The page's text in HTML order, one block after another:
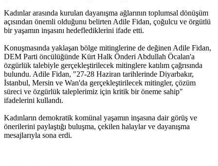
Kadınlar arasında kurulan dayanışma ağlarının toplumsal dönüşüm
açısından önemli olduğunu belirten Adile Fidan, çoğulcu ve örgütlü
bir yaşamın inşasını hedeflediklerini ifade etti.
Konuşmasında yaklaşan bölge mitinglerine de değinen Adile Fidan,
DEM Parti öncülüğünde Kürt Halk Önderi Abdullah Öcalan'a
özgürlük talebiyle gerçekleştirilecek mitinglere katılım çağrısında
bulundu. Adile Fidan, "27-28 Haziran tarihlerinde Diyarbakır,
İstanbul, Mersin ve Wan'da gerçekleştirilecek mitingler, çözüm
süreci ve özgürlük taleplerimiz için kritik bir öneme sahip"
ifadelerini kullandı.
Kadınların demokratik komünal yaşamın inşasına dair görüş ve
önerilerini paylaştığı buluşma, çekilen halaylar ve dayanışma
mesajlarıyla sona erdi.